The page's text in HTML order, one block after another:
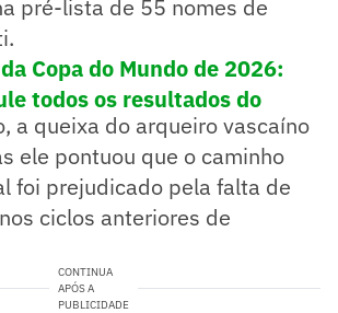
pré-lista de 55 nomes de
Copa do Mundo de 2026:
todos os resultados do
a queixa do arqueiro vascaíno
ele pontuou que o caminho
foi prejudicado pela falta de
ciclos anteriores de
CONTINUA
APÓS A
PUBLICIDADE